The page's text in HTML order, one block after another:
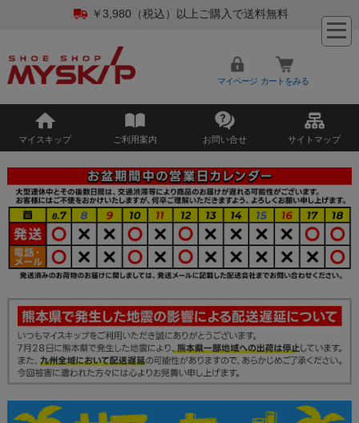
￥3,980（税込）以上ご購入で送料無料
マイページ カートをみる
マイスキップ ご利用案内 お問い合せ サイトマップ